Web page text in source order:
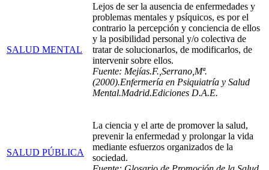
SALUD MENTAL
Lejos de ser la ausencia de enfermedades y
problemas mentales y psíquicos, es por el
contrario la percepción y conciencia de ellos
y la posibilidad personal y/o colectiva de
tratar de solucionarlos, de modificarlos, de
intervenir sobre ellos.
Fuente: Mejías.F.,Serrano,Mª.
(2000).Enfermería en Psiquiatría y Salud
Mental.Madrid.Ediciones D.A.E.
SALUD PÚBLICA
La ciencia y el arte de promover la salud,
prevenir la enfermedad y prolongar la vida
mediante esfuerzos organizados de la
sociedad.